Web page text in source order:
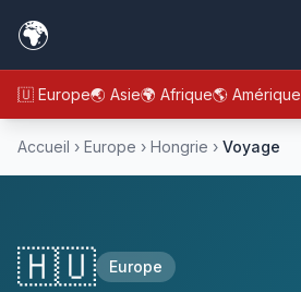
🌍
🇪🇺 Europe🌏 Asie🌍 Afrique🌎 Amérique
Accueil › Europe › Hongrie › Voyage
🇭🇺 Europe